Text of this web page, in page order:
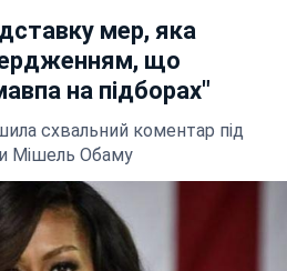
мер, яка
що
на підборах"
схвальний коментар під
Мішель Обаму